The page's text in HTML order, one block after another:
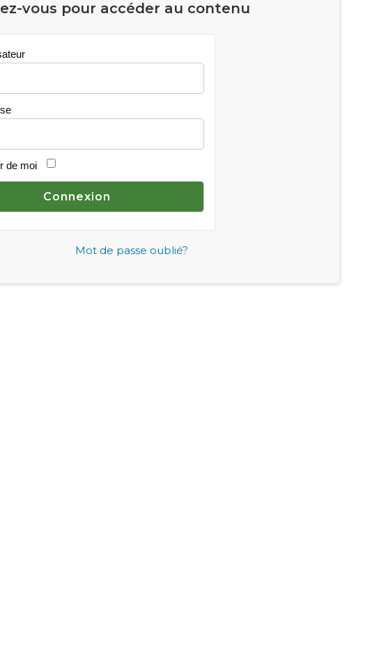
vous pour accéder au contenu
de moi
Mot de passe oublié?